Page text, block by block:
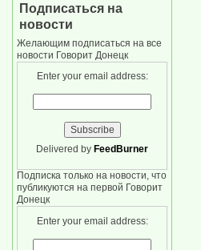
Подписаться на
новости
Желающим подписаться на все
новости Говорит Донецк
Enter your email address:
Delivered by FeedBurner
Подписка только на новости, что
публикуются на первой Говорит
Донецк
Enter your email address: